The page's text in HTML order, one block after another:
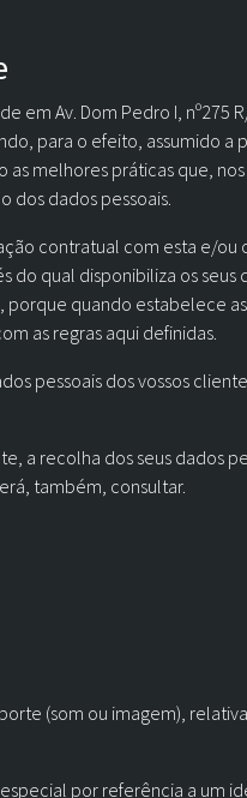
Av. Dom Pedro I, nº275
para o efeito, assumido
melhores práticas que,
dos dados pessoais.
contratual com esta e/ou
qual disponibiliza os seus
quando estabelece
as regras aqui definidas.
pessoais dos vossos
a recolha dos seus dados
também, consultar.
(som ou imagem),
por referência a um